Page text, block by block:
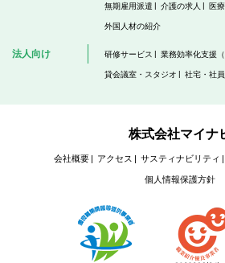
無期雇用派遣 介護の求人 医
外国人材の紹介
法人向け 研修サービス 業務効率化支援（
貸会議室・スタジオ 社宅・社
株式会社マイナ
会社概要 アクセス サスティナビリティ
個人情報保護方針